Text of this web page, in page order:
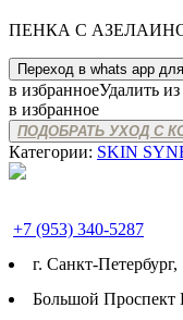
ПЕНКА С
Переход в whats app
в избранноеУдалить
в избранное
ПОДОБРАТЬ УХОД С
Категории: SKIN
+7 (953) 340-5287
г. Cанкт-Петербург,
Большой Проспект